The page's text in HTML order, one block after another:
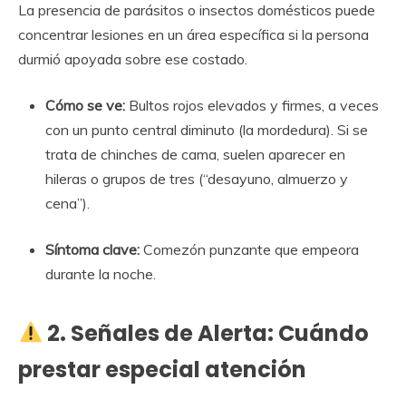
La presencia de parásitos o insectos domésticos puede
concentrar lesiones en un área específica si la persona
durmió apoyada sobre ese costado.
Cómo se ve: Bultos rojos elevados y firmes, a veces
con un punto central diminuto (la mordedura). Si se
trata de chinches de cama, suelen aparecer en
hileras o grupos de tres (“desayuno, almuerzo y
cena”).
Síntoma clave: Comezón punzante que empeora
durante la noche.
2. Señales de Alerta: Cuándo
prestar especial atención